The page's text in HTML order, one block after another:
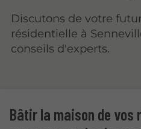
Discutons de votre
résidentielle à
conseils d'experts.
Bâtir la maison de vos